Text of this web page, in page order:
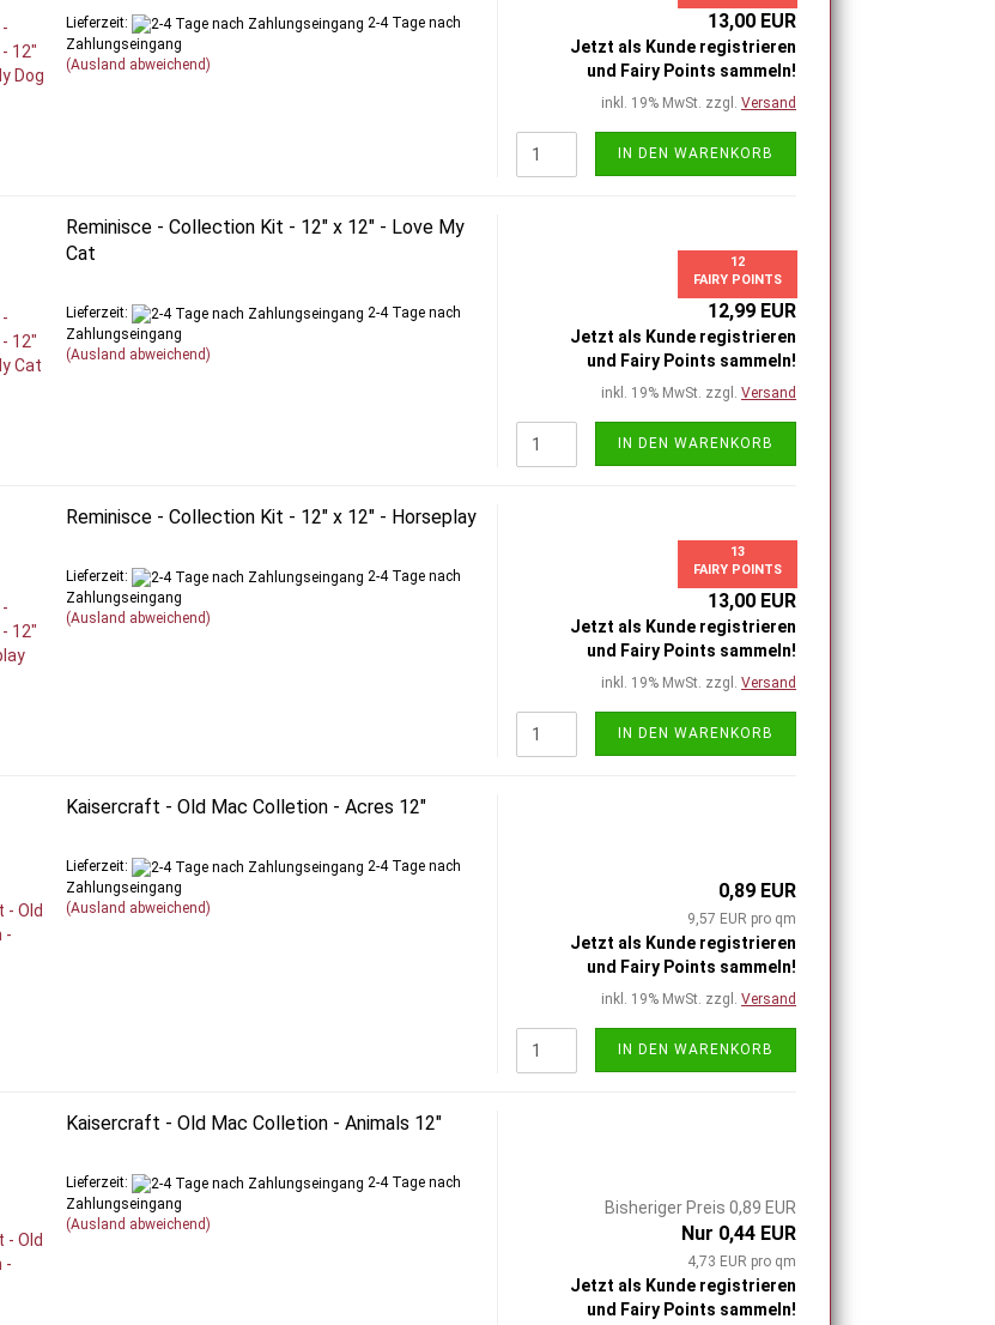
Lieferzeit:
2-4 Tage nach
Zahlungseingang
(Ausland abweichend)
13,00 EUR
Jetzt als Kunde registrieren
und Fairy Points sammeln!
inkl. 19% MwSt. zzgl. Versand
IN DEN WARENKORB
Reminisce - Collection Kit - 12" x 12" - Love My
Cat
Lieferzeit:
2-4 Tage nach
Zahlungseingang
(Ausland abweichend)
12
FAIRY POINTS
12,99 EUR
Jetzt als Kunde registrieren
und Fairy Points sammeln!
inkl. 19% MwSt. zzgl. Versand
IN DEN WARENKORB
Reminisce - Collection Kit - 12" x 12" - Horseplay
Lieferzeit:
2-4 Tage nach
Zahlungseingang
(Ausland abweichend)
13
FAIRY POINTS
13,00 EUR
Jetzt als Kunde registrieren
und Fairy Points sammeln!
inkl. 19% MwSt. zzgl. Versand
IN DEN WARENKORB
Kaisercraft - Old Mac Colletion - Acres 12"
Lieferzeit:
2-4 Tage nach
Zahlungseingang
(Ausland abweichend)
0,89 EUR
9,57 EUR pro qm
Jetzt als Kunde registrieren
und Fairy Points sammeln!
inkl. 19% MwSt. zzgl. Versand
IN DEN WARENKORB
Kaisercraft - Old Mac Colletion - Animals 12"
Lieferzeit:
2-4 Tage nach
Zahlungseingang
(Ausland abweichend)
Bisheriger Preis 0,89 EUR
Nur 0,44 EUR
4,73 EUR pro qm
Jetzt als Kunde registrieren
und Fairy Points sammeln!